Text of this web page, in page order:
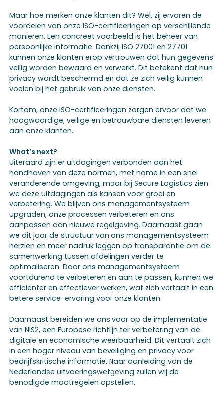
Maar hoe merken onze klanten dit? Wel, zij ervaren de
voordelen van onze ISO-certificeringen op verschillende
manieren. Een concreet voorbeeld is het beheer van
persoonlijke informatie. Dankzij ISO 27001 en 27701
kunnen onze klanten erop vertrouwen dat hun gegevens
veilig worden bewaard en verwerkt. Dit betekent dat hun
privacy wordt beschermd en dat ze zich veilig kunnen
voelen bij het gebruik van onze diensten.
Kortom, onze ISO-certificeringen zorgen ervoor dat we
hoogwaardige, veilige en betrouwbare diensten leveren
aan onze klanten.
What’s next?
Uiteraard zijn er uitdagingen verbonden aan het
handhaven van deze normen, met name in een snel
veranderende omgeving, maar bij Secure Logistics zien
we deze uitdagingen als kansen voor groei en
verbetering. We blijven ons managementsysteem
upgraden, onze processen verbeteren en ons
aanpassen aan nieuwe regelgeving. Daarnaast gaan
we dit jaar de structuur van ons managementsysteem
herzien en meer nadruk leggen op transparantie om de
samenwerking tussen afdelingen verder te
optimaliseren. Door ons managementsysteem
voortdurend te verbeteren en aan te passen, kunnen we
efficiënter en effectiever werken, wat zich vertaalt in een
betere service-ervaring voor onze klanten.
Daarnaast bereiden we ons voor op de implementatie
van NIS2, een Europese richtlijn ter verbetering van de
digitale en economische weerbaarheid. Dit vertaalt zich
in een hoger niveau van beveiliging en privacy voor
bedrijfskritische informatie. Naar aanleiding van de
Nederlandse uitvoeringswetgeving zullen wij de
benodigde maatregelen opstellen.